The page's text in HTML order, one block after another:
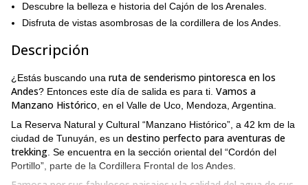
Descubre la belleza e historia del Cajón de los Arenales.
Disfruta de vistas asombrosas de la cordillera de los Andes.
Descripción
¿Estás buscando una ruta de senderismo pintoresca en los
Andes? Entonces este día de salida es para ti. Vamos a
Manzano Histórico , en el Valle de Uco, Mendoza, Argentina.
La Reserva Natural y Cultural “Manzano Histórico”, a 42 km de la
ciudad de Tunuyán, es un destino perfecto para aventuras de
trekking . Se encuentra en la sección oriental del “Cordón del
Portillo”, parte de la Cordillera Frontal de los Andes.